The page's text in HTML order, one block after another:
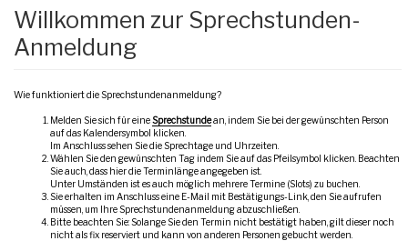
Willkommen zur Sprechstunden-
Anmeldung
Wie funktioniert die Sprechstundenanmeldung?
Melden Sie sich für eineSprechstundean, indem Sie bei der gewünschten Person
auf das Kalendersymbol klicken.
Im Anschluss sehen Sie die Sprechtage und Uhrzeiten.
Wählen Sie den gewünschten Tag indem Sie auf das Pfeilsymbol klicken. Beachten
Sie auch, dass hier die Terminlänge angegeben ist.
Unter Umständen ist es auch möglich mehrere Termine (Slots) zu buchen.
Sie erhalten im Anschluss eine E-Mail mit Bestätigungs-Link, den Sie aufrufen
müssen, um Ihre Sprechstundenanmeldung abzuschließen.
Bitte beachten Sie: Solange Sie den Termin nicht bestätigt haben, gilt dieser noch
nicht als fix reserviert und kann von anderen Personen gebucht werden.